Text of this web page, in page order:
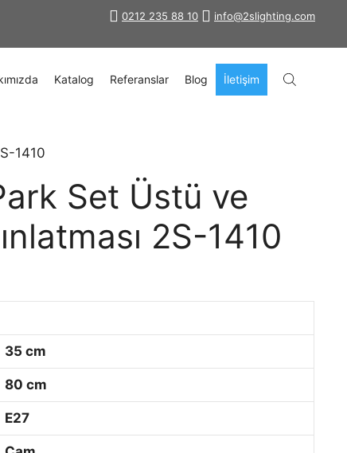
info@2slighting.com
0212 235 88 10
Katalog Referanslar Blog İletişim
1410
Set Üstü ve
2S-1410
35 cm
80 cm
E27